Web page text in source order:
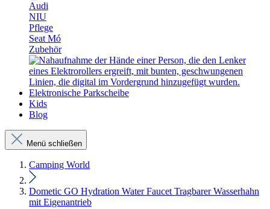
Audi
NIU
Pflege
Seat Mó
Zubehör
Elektronische Parkscheibe
Kids
Blog
Menü schließen
Camping World
Dometic GO Hydration Water Faucet Tragbarer Wasserhahn
mit Eigenantrieb